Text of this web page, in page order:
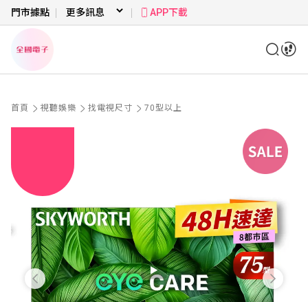
門市據點 APP下載
首頁 視聽娛樂 找電視尺寸 70型以上